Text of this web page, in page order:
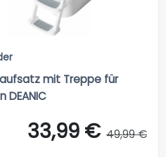
mit Treppe für
DEANIC
33,99 € 49,99 €